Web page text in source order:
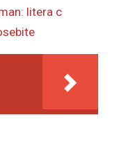
litera c